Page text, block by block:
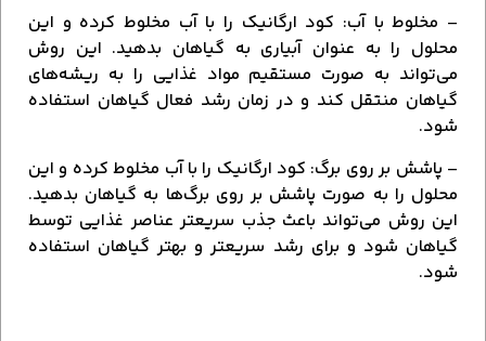
– مخلوط با آب: کود ارگانیک را با آب مخلوط کرده و این
محلول را به عنوان آبیاری به گیاهان بدهید. این روش
می‌تواند به صورت مستقیم مواد غذایی را به ریشه‌های
گیاهان منتقل کند و در زمان رشد فعال گیاهان استفاده
شود.
– پاشش بر روی برگ: کود ارگانیک را با آب مخلوط کرده و این
محلول را به صورت پاشش بر روی برگ‌ها به گیاهان بدهید.
این روش می‌تواند باعث جذب سریعتر عناصر غذایی توسط
گیاهان شود و برای رشد سریعتر و بهتر گیاهان استفاده
شود.